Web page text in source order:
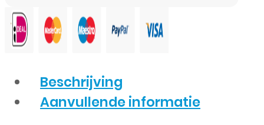
Beschrijving
Aanvullende informatie